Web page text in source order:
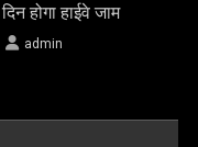
होगा हाईवे जाम
admin